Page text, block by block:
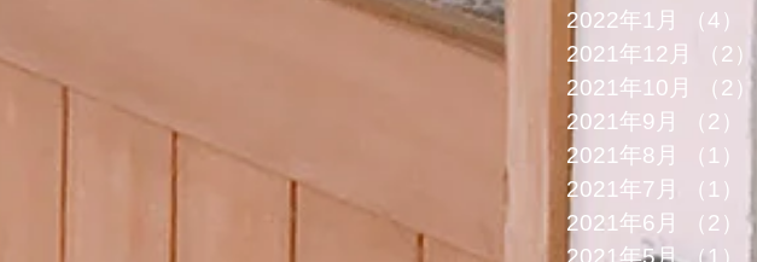
2022年1月
（4）
2021年12月
（2）
2021年10月
（2）
2021年9月
（2）
2021年8月
（1）
2021年7月
（1）
2021年6月
（2）
2021年5月
（1）